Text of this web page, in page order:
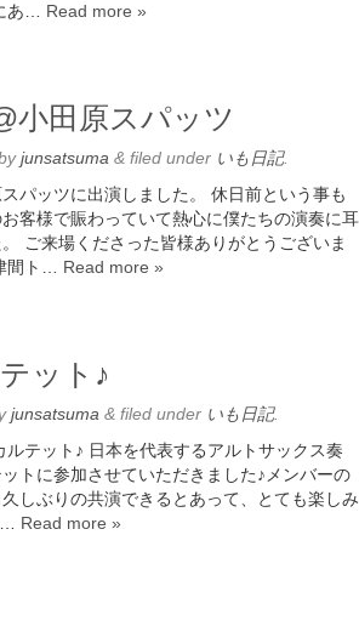
あ… Read more »
小田原スパッツ
junsatsuma & filed under いも日記.
パッツに出演しました。 休日前という事も
客様で賑わっていて熱心に僕たちの演奏に耳
ご来場くださった皆様ありがとうございま
間ト… Read more »
ット♪
junsatsuma & filed under いも日記.
テット♪ 日本を代表するアルトサックス奏
トに参加させていただきました♪メンバーの
しぶりの共演できるとあって、とても楽しみ
Read more »